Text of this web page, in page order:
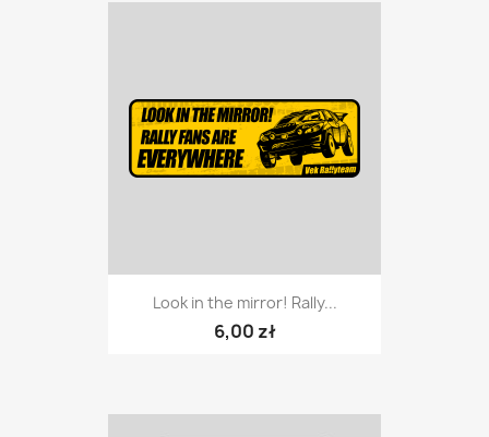
Look in the mirror! Rally...
6,00 zł